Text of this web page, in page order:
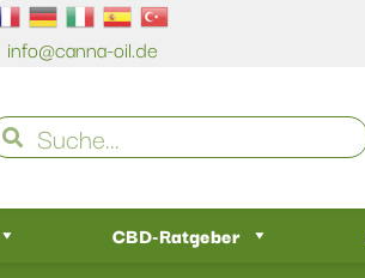
info@canna-oil.de
CBD-Ratgeber